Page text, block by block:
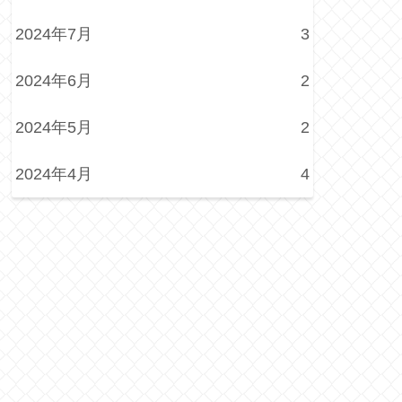
2024年7月 3
2024年6月 2
2024年5月 2
2024年4月 4